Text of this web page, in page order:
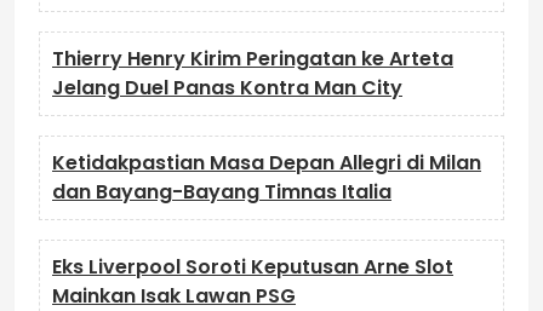
Thierry Henry Kirim Peringatan ke Arteta
Jelang Duel Panas Kontra Man City
Ketidakpastian Masa Depan Allegri di Milan
dan Bayang-Bayang Timnas Italia
Eks Liverpool Soroti Keputusan Arne Slot
Mainkan Isak Lawan PSG